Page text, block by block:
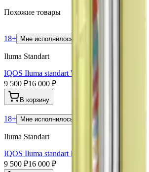
Похожие товары
18+ Мне исполнилось 18 лет
Iluma Standart
IQOS Iluma standart WE Edition
9 500 ₽16 000 ₽
В корзину
18+ Мне исполнилось 18 лет
Iluma Standart
IQOS Iluma standart Bright Limited Edition
9 500 ₽16 000 ₽